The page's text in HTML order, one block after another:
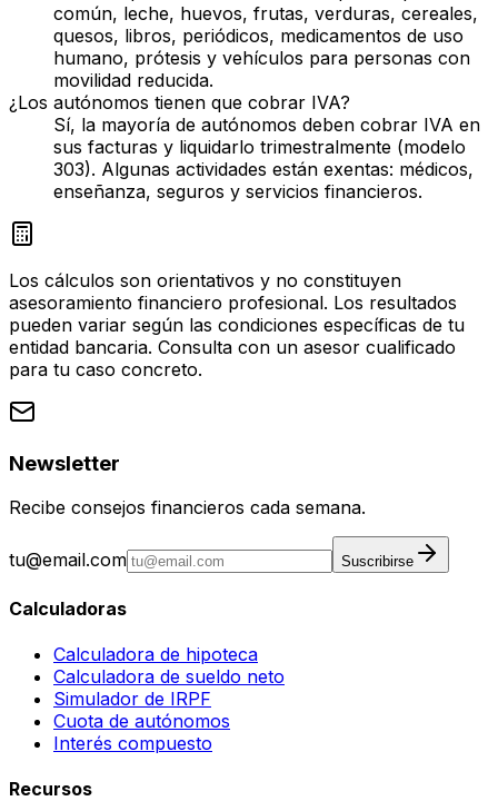
común, leche, huevos, frutas, verduras, cereales,
quesos, libros, periódicos, medicamentos de uso
humano, prótesis y vehículos para personas con
movilidad reducida.
¿Los autónomos tienen que cobrar IVA?
Sí, la mayoría de autónomos deben cobrar IVA en
sus facturas y liquidarlo trimestralmente (modelo
303). Algunas actividades están exentas: médicos,
enseñanza, seguros y servicios financieros.
Los cálculos son orientativos y no constituyen
asesoramiento financiero profesional. Los resultados
pueden variar según las condiciones específicas de tu
entidad bancaria. Consulta con un asesor cualificado
para tu caso concreto.
Newsletter
Recibe consejos financieros cada semana.
tu@email.com Suscribirse
Calculadoras
Calculadora de hipoteca
Calculadora de sueldo neto
Simulador de IRPF
Cuota de autónomos
Interés compuesto
Recursos